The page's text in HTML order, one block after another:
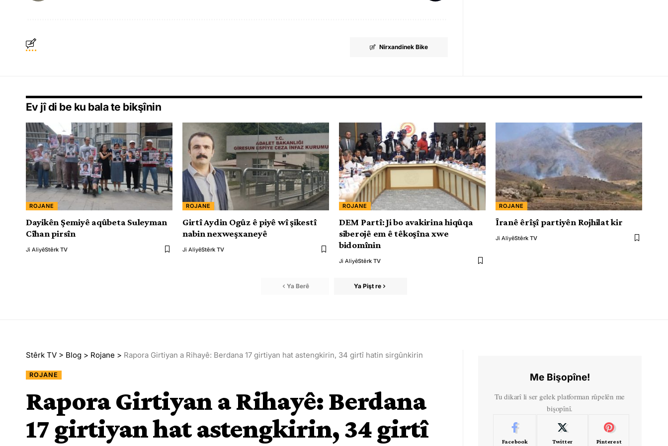
Nirxandinek Bike
Ev jî di be ku bala te bikşînin
ROJANE
Dayikên Şemiyê aqûbeta Suleyman
Cîhan pirsîn
Ji AliyêStêrk TV
ROJANE
Girtî Aydin Ogûz ê piyê wî şikestî
nabin nexweşxaneyê
Ji AliyêStêrk TV
ROJANE
DEM Partî: Ji bo avakirina hiqûqa
siberojê em ê têkoşîna xwe
bidomînin
Ji AliyêStêrk TV
ROJANE
Îranê êrîşî partiyên Rojhilat kir
Ji AliyêStêrk TV
Ya Berê Ya Pişt re
Stêrk TV > Blog > Rojane > Rapora Girtiyan a Rihayê: Berdana 17 girtiyan hat astengkirin, 34 girtî hatin sirgûnkirin
ROJANE
Rapora Girtiyan a Rihayê: Berdana
17 girtiyan hat astengkirin, 34 girtî
Me Bişopîne!
Tu dikarî li ser gelek platforman rûpelên me
bişopînî.
Facebook Twitter Pinterest